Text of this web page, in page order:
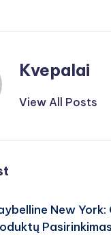
Kvepalai
View All Posts
New York: